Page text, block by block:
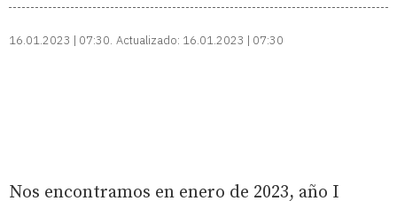
16.01.2023 | 07:30 Actualizado: 16.01.2023 | 07:30
Nos encontramos en enero de 2023, año I